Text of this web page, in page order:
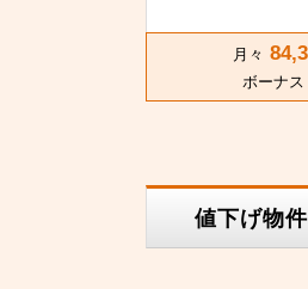
月々
ボーナス
値下げ物件